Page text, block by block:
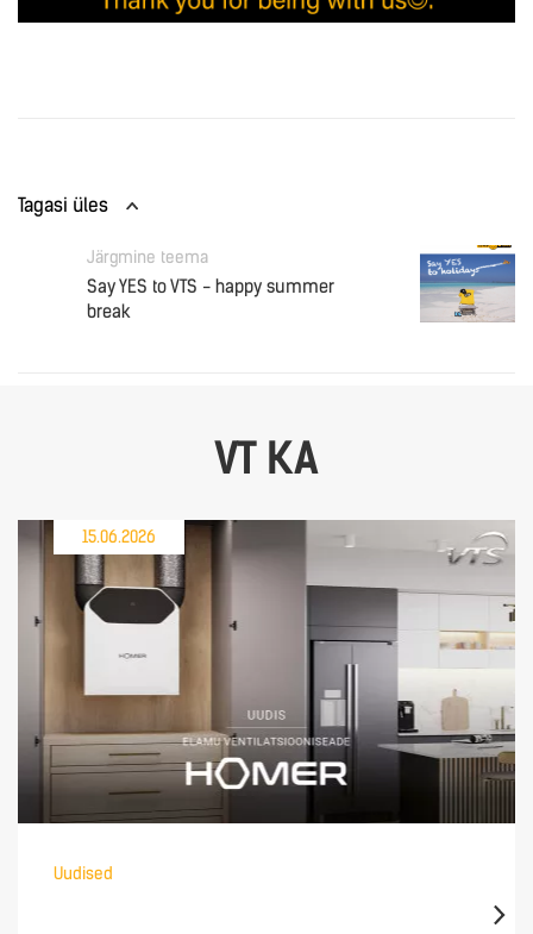
Tagasi üles
Järgmine teema
Say YES to VTS - happy summer
break
VT KA
15.06.2026
Uudised